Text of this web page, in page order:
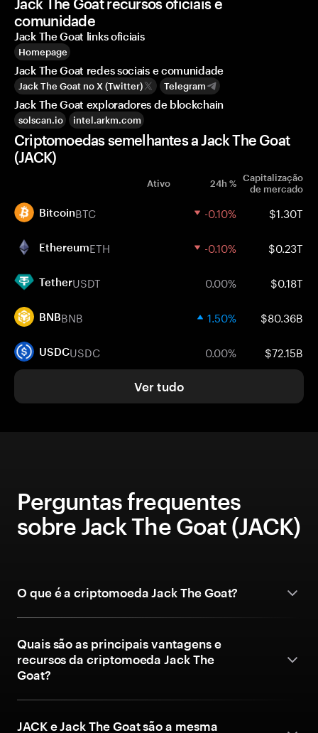
Jack The Goat recursos oficiais e
comunidade
Jack The Goat links oficiais
Homepage
Jack The Goat redes sociais e comunidade
Jack The Goat no X (Twitter) Telegram
Jack The Goat exploradores de blockchain
solscan.io intel.arkm.com
Criptomoedas semelhantes a Jack The Goat
(JACK)
Ativo 24h % Capitalização
de mercado
BitcoinBTC -0.10% $1.30T
EthereumETH -0.10% $0.23T
TetherUSDT 0.00% $0.18T
BNBBNB 1.50% $80.36B
USDCUSDC 0.00% $72.15B
Ver tudo
Perguntas frequentes
sobre Jack The Goat (JACK)
O que é a criptomoeda Jack The Goat?
Quais são as principais vantagens e
recursos da criptomoeda Jack The
Goat?
JACK e Jack The Goat são a mesma